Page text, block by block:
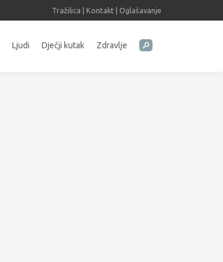
Tražilica Kontakt Oglašavanje
Ljudi Dječji kutak Zdravlje